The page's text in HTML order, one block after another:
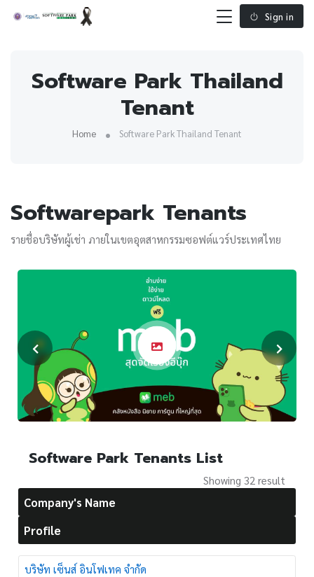
Sign in
Software Park Thailand
Tenant
Home Software Park Thailand Tenant
Softwarepark Tenants
รายชื่อบริษัทผู้เช่า ภายในเขตอุตสาหกรรมซอฟต์แวร์ประเทศไทย
Software Park Tenants List
Showing 32 result
Company's Name
Profile
บริษัท เซ็นส์ อินโฟเทค จำกัด